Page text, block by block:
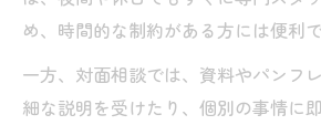
め、時間的な制約がある方には便利で
一方、対面相談では、資料やパンフ
細な説明を受けたり、個別の事情に